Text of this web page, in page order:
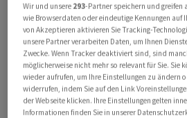
Erstmals seit Ende März 2022 -
Kriegsausbruch - koste der
Moskauer Börse wieder mehr als
erreichte im Tagesverlauf einen
über 98 Rubel. Die russische
deutlich unter ihren
Wir und unsere 293-Partner speichern und greifen
wie Browserdaten oder eindeutige Kennungen auf
von Akzeptieren aktivieren Sie Tracking-
unsere Partner verarbeiten Daten, um Ihnen
Zwecke. Wenn Tracker deaktiviert sind, sind
möglicherweise nicht mehr so relevant für Sie. Sie
wieder aufrufen, um Ihre Einstellungen zu ändern
widerrufen, indem Sie auf den Link
der Webseite klicken. Ihre Einstellungen gelten
Informationen finden Sie in unserer